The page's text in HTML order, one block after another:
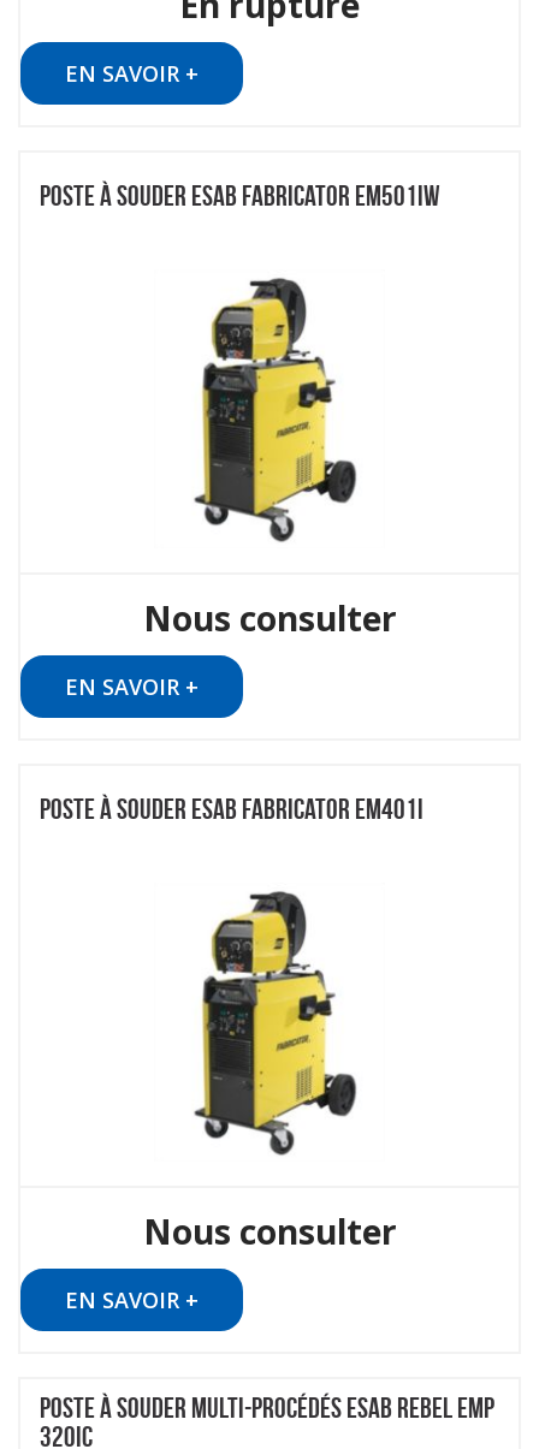
EN SAVOIR +
POSTE À SOUDER ESAB FABRICATOR EM501IW
Nous consulter
EN SAVOIR +
POSTE À SOUDER ESAB FABRICATOR EM401I
Nous consulter
EN SAVOIR +
POSTE À SOUDER MULTI-PROCÉDÉS ESAB REBEL EMP
320IC